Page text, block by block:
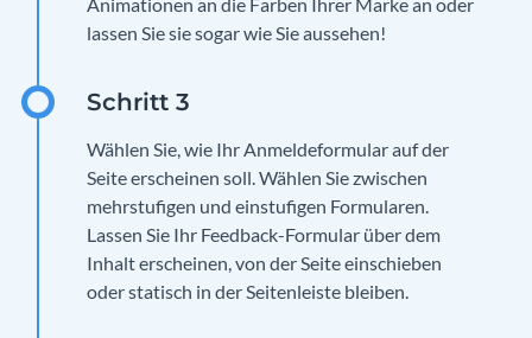
lassen Sie sie sogar wie Sie aussehen!
Wählen Sie, wie Ihr Anmeldeformular auf der
Seite erscheinen soll. Wählen Sie zwischen
mehrstufigen und einstufigen Formularen.
Lassen Sie Ihr Feedback-Formular über dem
Inhalt erscheinen, von der Seite einschieben
oder statisch in der Seitenleiste bleiben.